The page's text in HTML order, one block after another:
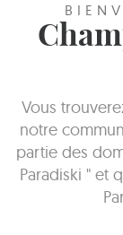
Vous
notre
partie des
Paradiski " et